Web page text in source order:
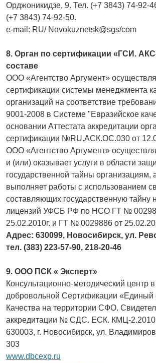
Орджоникидзе, 9. Тел. (+7 3843) 74-92-
(+7 3843) 74-92-50.
e-mail: RU/ Novokuznetsk@sgs/com
8. Орган по сертификации «ГСИ.
составе
ООО «Агентство Аргумент»
сертификации системы менеджмента
организаций на соответствие
9001-2008 в Системе "Евразийское
основании Аттестата аккредитации
сертификации №RU.АСК.ОС.030 от
ООО «Агентство Аргумент»
и (или) оказывает услуги в области
государственной тайны организациям,
выполняет работы с использованием
составляющих государственную тайну
лицензий УФСБ РФ по НСО ГТ №
25.02.2010г. и ГТ № 0029886 от
Адрес: 630099, Новосибирск, ул.
тел. (383) 223-57-90, 218-20-46
9. ООО ПСК « Эксперт»
Консультационно-методический центр
добровольной Сертификации «Единый
Качества на территории СФО.
аккредитации № СДС. ЕСК. КМЦ-2.2010
630003, г. Новосибирск, ул.
303
www.dbcexp.ru